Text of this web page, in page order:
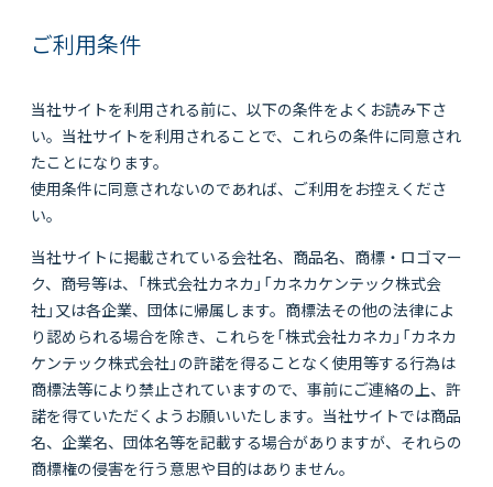
ご利用条件
当社サイトを利用される前に、以下の条件をよくお読み下さ
い。当社サイトを利用されることで、これらの条件に同意され
たことになります。
使用条件に同意されないのであれば、ご利用をお控えくださ
い。
当社サイトに掲載されている会社名、商品名、商標・ロゴマー
ク、商号等は、「株式会社カネカ」「カネカケンテック株式会
社」又は各企業、団体に帰属します。商標法その他の法律によ
り認められる場合を除き、これらを「株式会社カネカ」「カネカ
ケンテック株式会社」の許諾を得ることなく使用等する行為は
商標法等により禁止されていますので、事前にご連絡の上、許
諾を得ていただくようお願いいたします。当社サイトでは商品
名、企業名、団体名等を記載する場合がありますが、それらの
商標権の侵害を行う意思や目的はありません。